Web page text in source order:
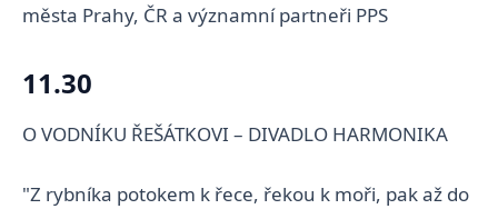
města Prahy, ČR a významní partneři PPS
11.30
O VODNÍKU ŘEŠÁTKOVI – DIVADLO HARMONIKA
"Z rybníka potokem k řece, řekou k moři, pak až do